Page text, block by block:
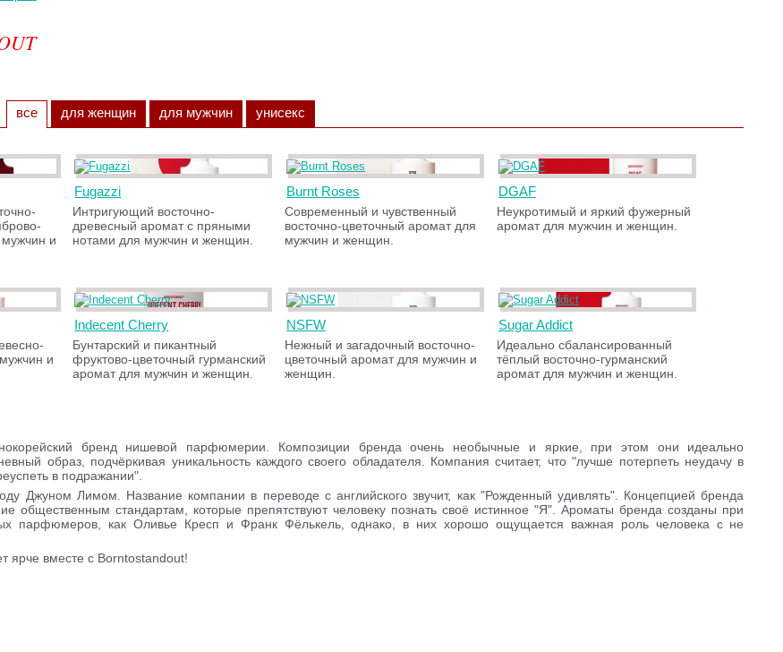
все для женщин для мужчин унисекс
и
Fugazzi
Интригующий восточно-
древесный аромат с пряными
нотами для мужчин и женщин.
Burnt Roses
Современный и чувственный
восточно-цветочный аромат для
мужчин и женщин.
DGAF
Неукротимый и яркий фужерный
аромат для мужчин и женщин.
и
Indecent Cherry
Бунтарский и пикантный
фруктово-цветочный гурманский
аромат для мужчин и женщин.
NSFW
Нежный и загадочный восточно-
цветочный аромат для мужчин и
женщин.
Sugar Addict
Идеально сбалансированный
тёплый восточно-гурманский
аромат для мужчин и женщин.
бренд нишевой парфюмерии. Композиции бренда очень необычные и яркие, при этом они идеально
образ, подчёркивая уникальность каждого своего обладателя. Компания считает, что "лучше потерпеть неудачу в
в подражании".
Джуном Лимом. Название компании в переводе с английского звучит, как "Рожденный удивлять". Концепцией бренда
общественным стандартам, которые препятствуют человеку познать своё истинное "Я". Ароматы бренда созданы при
парфюмеров, как Оливье Кресп и Франк Фёлькель, однако, в них хорошо ощущается важная роль человека с не
ярче вместе с Borntostandout!